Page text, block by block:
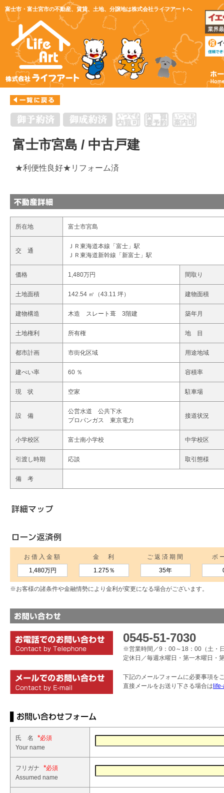
富士市・富士宮市の不動産、賃貸、土地、分譲地は株式会社ライフアートへ
富士市宮島 / 中古戸建
★利便性良好★リフォーム済
所在地 富士市宮島
交 通
ＪＲ東海道本線「富士」駅
ＪＲ東海道新幹線「新富士」駅
価格 1,480万円 間取り
土地面積 142.54 ㎡（43.11 坪） 建物面積
建物構造 木造 スレート葺 3階建 築年月
土地権利 所有権 地 目
都市計画 市街化区域 用途地域
建ぺい率 60 ％ 容積率
現 状 空家 駐車場
設 備
公営水道 公共下水
プロパンガス 東京電力
接道状況
小学校区 富士南小学校 中学校区
引渡し時期 応談 取引態様
備 考
お借入金額
1,480万円
金 利
1.275％
ご返済期間
35年
ボ
※お客様の諸条件や金融情勢により金利が変更になる場合がございます。
0545-51-7030
※営業時間／9：00～18：00（土・
定休日／毎週水曜日・第一木曜日・
下記のメールフォームに必要事項を
直接メールをお送り下さる場合は
氏 名 *
Your name
フリガナ *
Assumed name